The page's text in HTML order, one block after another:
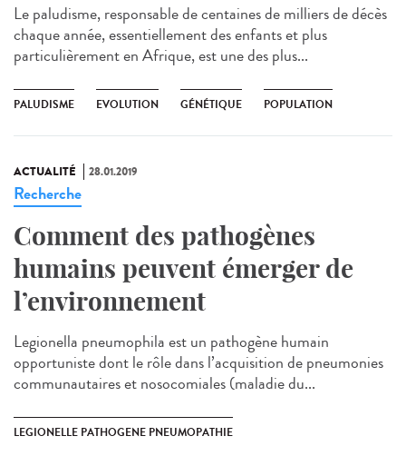
Le paludisme, responsable de centaines de milliers de décès
chaque année, essentiellement des enfants et plus
particulièrement en Afrique, est une des plus...
PALUDISME EVOLUTION GÉNÉTIQUE POPULATION
ACTUALITÉ 28.01.2019
Recherche
Comment des pathogènes
humains peuvent émerger de
l’environnement
Legionella pneumophila est un pathogène humain
opportuniste dont le rôle dans l’acquisition de pneumonies
communautaires et nosocomiales (maladie du...
LEGIONELLE PATHOGENE PNEUMOPATHIE